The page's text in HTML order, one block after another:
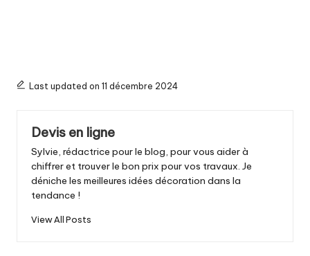
Last updated on 11 décembre 2024
Devis en ligne
Sylvie, rédactrice pour le blog, pour vous aider à
chiffrer et trouver le bon prix pour vos travaux. Je
déniche les meilleures idées décoration dans la
tendance !
View All Posts